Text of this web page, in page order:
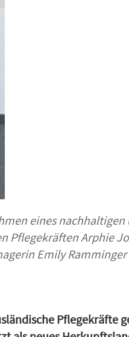
eines
Arphie
Emily
Pflegekräfte